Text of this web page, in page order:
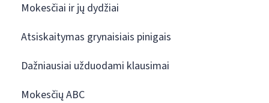
Mokesčiai ir jų dydžiai
Atsiskaitymas grynaisiais pinigais
Dažniausiai užduodami klausimai
Mokesčių ABC